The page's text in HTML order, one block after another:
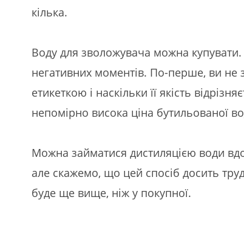
кілька.
Воду для зволожувача можна
негативних моментів. По-перше, ви не
етикеткою і наскільки її якість
непомірно висока ціна бутильованої
Можна займатися дистиляцією води
але скажемо, що цей спосіб досить
буде ще вище, ніж у покупної.